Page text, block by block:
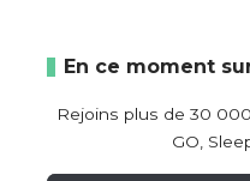
En ce moment
Rejoins plus de 30
GO,